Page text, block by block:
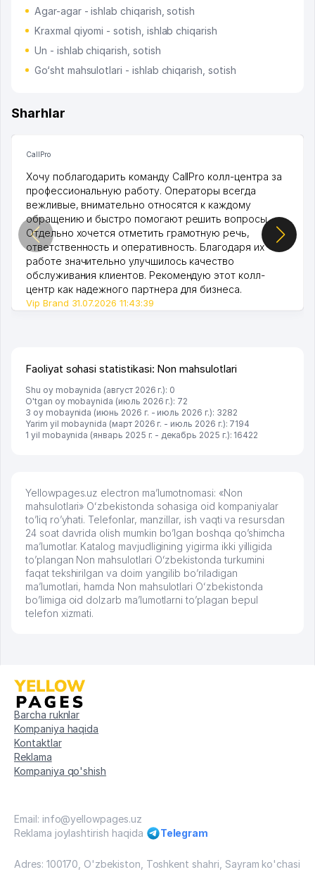
Agar-agar - ishlab chiqarish, sotish
Kraxmal qiyomi - sotish, ishlab chiqarish
Un - ishlab chiqarish, sotish
Go‘sht mahsulotlari - ishlab chiqarish, sotish
Sharhlar
CallPro
Хочу поблагодарить команду CallPro колл-центра за
профессиональную работу. Операторы всегда
вежливые, внимательно относятся к каждому
обращению и быстро помогают решить вопросы.
Отдельно хочется отметить грамотную речь,
ответственность и оперативность. Благодаря их
работе значительно улучшилось качество
обслуживания клиентов. Рекомендую этот колл-
центр как надежного партнера для бизнеса.
Vip Brand 31.07.2026 11:43:39
Faoliyat sohasi statistikasi: Non mahsulotlari
Shu oy mobaynida (август 2026 г.): 0
O'tgan oy mobaynida (июль 2026 г.): 72
3 oy mobaynida (июнь 2026 г. - июль 2026 г.): 3282
Yarim yil mobaynida (март 2026 г. - июль 2026 г.): 7194
1 yil mobaynida (январь 2025 г. - декабрь 2025 г.): 16422
Yellowpages.uz electron ma’lumotnomasi: «Non
mahsulotlari» Oʻzbekistonda sohasiga oid kompaniyalar
to’liq ro’yhati. Telefonlar, manzillar, ish vaqti va resursdan
24 soat davrida olish mumkin bo’lgan boshqa qo’shimcha
ma’lumotlar. Katalog mavjudligining yigirma ikki yilligida
to’plangan Non mahsulotlari Oʻzbekistonda turkumini
faqat tekshirilgan va doim yangilib bo’riladigan
ma’lumotlari, hamda Non mahsulotlari Oʻzbekistonda
bo’limiga oid dolzarb ma’lumotlarni to’plagan bepul
telefon xizmati.
Barcha ruknlar
Kompaniya haqida
Kontaktlar
Reklama
Kompaniya qo'shish
Email: info@yellowpages.uz
Reklama joylashtirish haqida
Telegram
Adres: 100170, O'zbekiston, Toshkent shahri, Sayram ko'chasi